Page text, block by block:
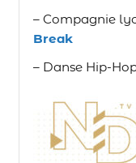
– Compagnie
Break
– Danse Hip-